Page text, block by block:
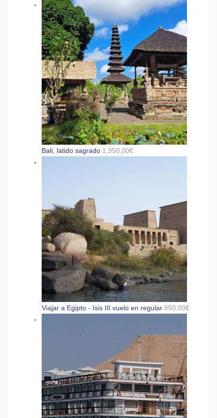
Bali, latido sagrado 1,950,00€
Viajar a Egipto - Isis III vuelo en regular 850,00€